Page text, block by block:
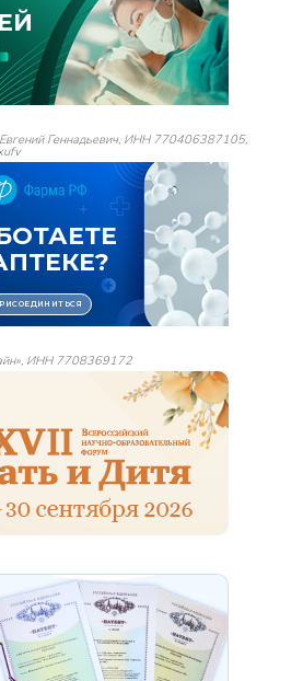
Геннадьевич, ИНН 770406387105,
ИНН 7708369172